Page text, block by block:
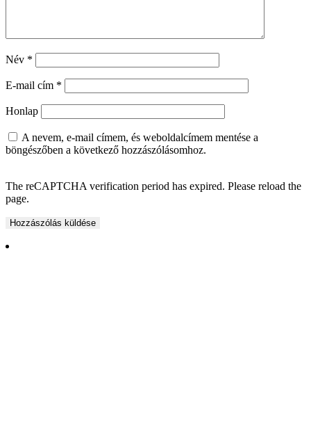
Név *
E-mail cím *
Honlap
A nevem, e-mail címem, és weboldalcímem mentése a
böngészőben a következő hozzászólásomhoz.
The reCAPTCHA verification period has expired. Please reload the
page.